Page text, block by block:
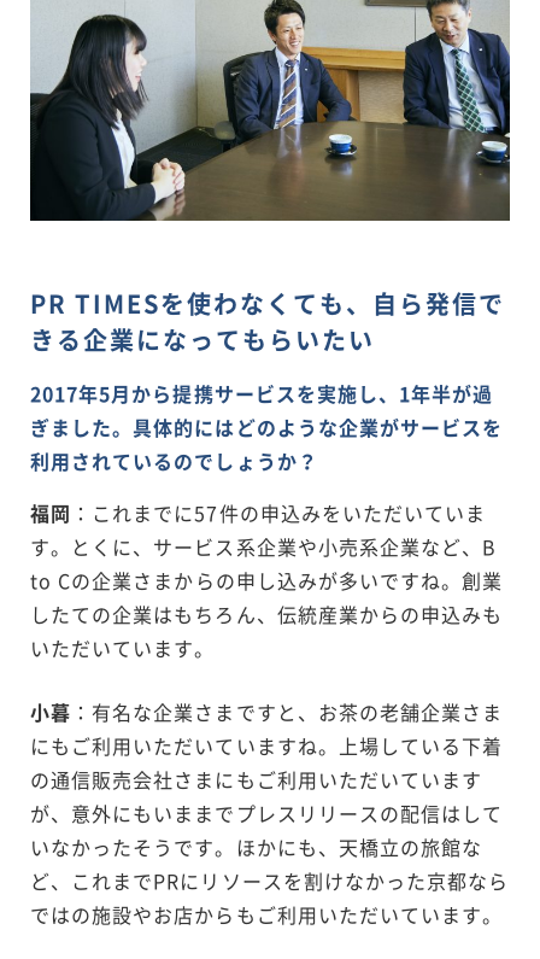
PR TIMESを使わなくても、自ら発信で
きる企業になってもらいたい
2017年5月から提携サービスを実施し、1年半が過
ぎました。具体的にはどのような企業がサービスを
利用されているのでしょうか？
福岡 ：これまでに57件の申込みをいただいていま
す。とくに、サービス系企業や小売系企業など、B
to Cの企業さまからの申し込みが多いですね。創業
したての企業はもちろん、伝統産業からの申込みも
いただいています。
小暮 ：有名な企業さまですと、お茶の老舗企業さま
にもご利用いただいていますね。上場している下着
の通信販売会社さまにもご利用いただいています
が、意外にもいままでプレスリリースの配信はして
いなかったそうです。ほかにも、天橋立の旅館な
ど、これまでPRにリソースを割けなかった京都なら
ではの施設やお店からもご利用いただいています。